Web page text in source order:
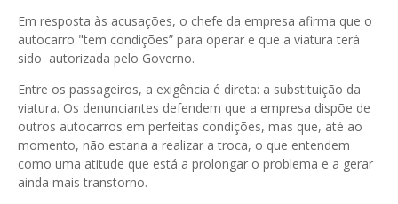
Em resposta às acusações, o chefe da empresa afirma que o
autocarro "tem condições” para operar e que a viatura terá
sido autorizada pelo Governo.
Entre os passageiros, a exigência é direta: a substituição da
viatura. Os denunciantes defendem que a empresa dispõe de
outros autocarros em perfeitas condições, mas que, até ao
momento, não estaria a realizar a troca, o que entendem
como uma atitude que está a prolongar o problema e a gerar
ainda mais transtorno.